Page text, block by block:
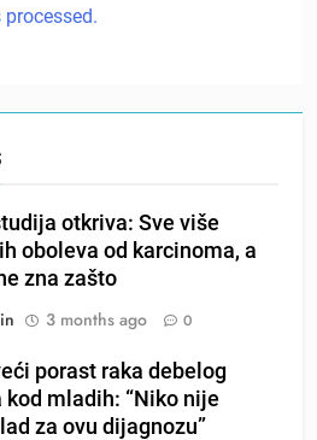
otkriva: Sve više
oboleva od karcinoma, a
zna zašto
3 months ago 0
porast raka debelog
kod mladih: “Niko nije
za ovu dijagnozu”